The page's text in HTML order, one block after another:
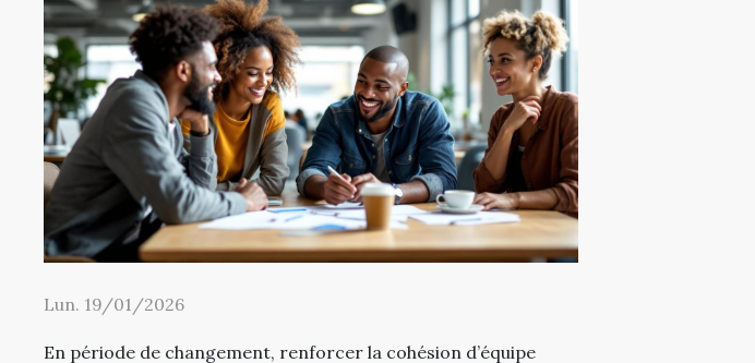
Lun. 19/01/2026
En période de changement, renforcer la cohésion d’équipe